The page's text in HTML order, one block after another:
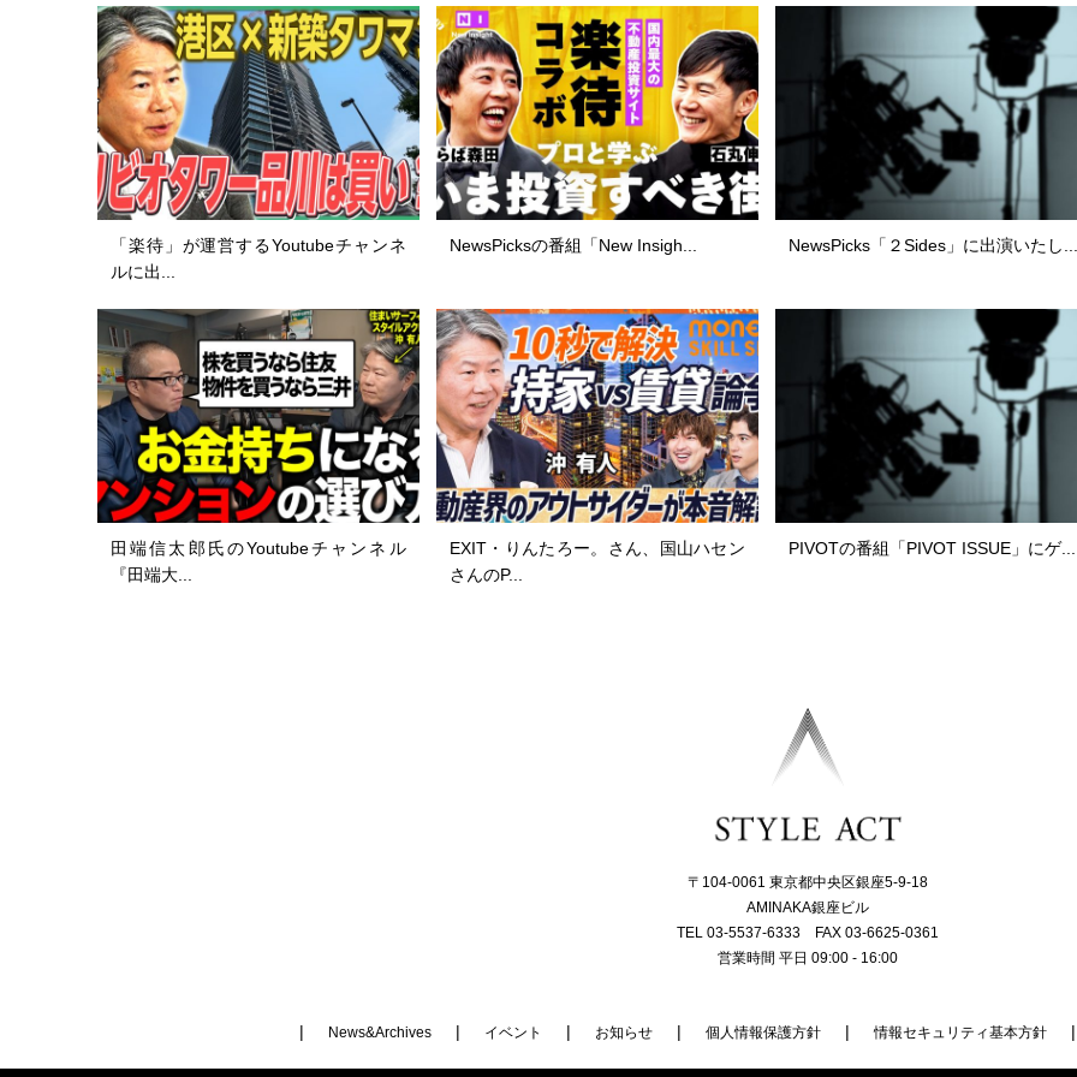
「楽待」が運営するYoutubeチャンネ
ルに出...
NewsPicksの番組「New Insigh... NewsPicks「２Sides」に出演いたし
田端信太郎氏のYoutubeチャンネル
『田端大...
EXIT・りんたろー。さん、国山ハセン
さんのP...
PIVOTの番組「PIVOT ISSUE」にゲ...
〒104-0061 東京都中央区銀座5-9-18
AMINAKA銀座ビル
TEL 03-5537-6333 FAX 03-6625-0361
営業時間 平日 09:00 - 16:00
News&Archives イベント お知らせ 個人情報保護方針 情報セキュリティ基本方針